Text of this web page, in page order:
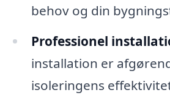
behov og din
Professionel
installation er
isoleringens